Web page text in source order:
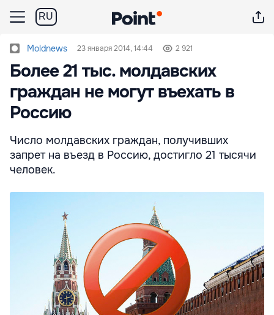
RU
Moldnews 23 января 2014, 14:44 2 921
Более 21 тыс. молдавских
граждан не могут въехать в
Россию
Число молдавских граждан, получивших
запрет на въезд в Россию, достигло 21 тысячи
человек.